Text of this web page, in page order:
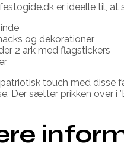
er ideelle til,
og dekorationer
2 ark med flagstickers
touch med disse
Der sætter prikken over i